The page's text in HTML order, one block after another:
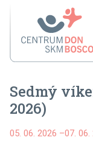
Sedmý
2026)
05. 06. 2026 –07. 06.